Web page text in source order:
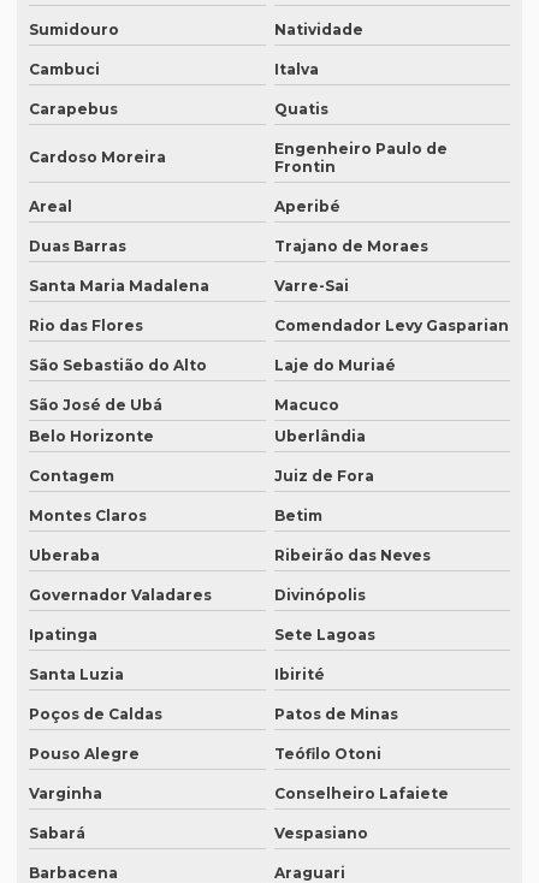
Empresa de tradução de artigos em porto alegre
Empresa de tradução de artigos em recife
Empresa de tradução de artigos em sp
Empresa de tradução brasil
Empresa de tradução de documentos
Empresa tradução espanhol
Empresa de tradução especializada
Empresa de tradução especializada em brasília
Empresa de tradução especializada em recife
Empresa de tradução para eventos
Empresa de tradução em ingles
Empresa de tradução ingles portugues
Empresa de tradução juramentada
Empresa de tradução juramentada para diplomas
Empresa de tradução juramentada para diplomas em brasília
Empresa de tradução juramentada para diplomas em porto
alegre
Empresa de tradução juramentada em inglês
Sumidouro Natividade
Cambuci Italva
Carapebus Quatis
Cardoso Moreira
Engenheiro Paulo de
Frontin
Areal Aperibé
Duas Barras Trajano de Moraes
Santa Maria Madalena Varre-Sai
Rio das Flores Comendador Levy Gasparian
São Sebastião do Alto Laje do Muriaé
São José de Ubá
Macuco
Belo Horizonte
Uberlândia
Contagem Juiz de Fora
Montes Claros Betim
Uberaba Ribeirão das Neves
Governador Valadares Divinópolis
Ipatinga Sete Lagoas
Santa Luzia Ibirité
Poços de Caldas Patos de Minas
Pouso Alegre Teófilo Otoni
Varginha Conselheiro Lafaiete
Sabará Vespasiano
Barbacena Araguari